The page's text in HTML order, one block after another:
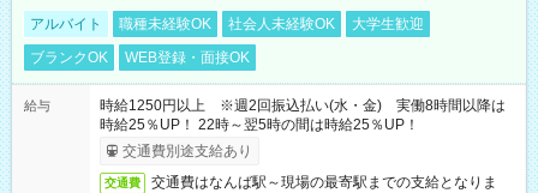
アルバイト 職種未経験OK 社会人未経験OK
大学生歓迎
ブランクOK
WEB登録・面接OK
給与
時給1250円以上 ※週2回振込払い(水・金) 実働8時間以降は
時給25％UP！ 22時～翌5時の間は時給25％UP！
交通費別途支給あり
交通費
交通費はなんば駅～現場の最寄駅までの支給となりま